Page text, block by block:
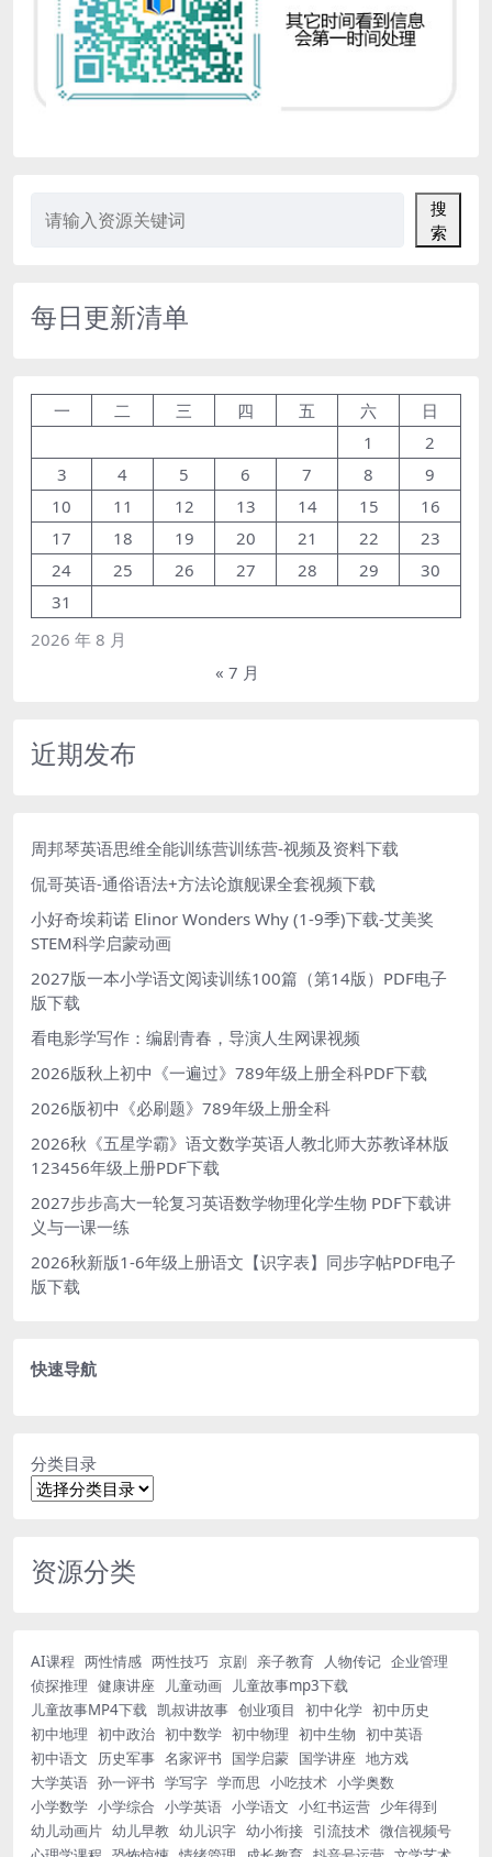
搜
索
每日更新清单
2026 年 8 月
一 二 三 四 五 六
日
1
2
3
4 5 6 7 8
9
10
11 12 13 14 15
16
17
18 19 20 21 22
23
24
25 26 27 28 29
30
31
« 7 月
近期发布
周邦琴英语思维全能训练营训练营-视频及资料下载
侃哥英语-通俗语法+方法论旗舰课全套视频下载
小好奇埃莉诺 Elinor Wonders Why (1-9季)下载-艾美奖
STEM科学启蒙动画
2027版一本小学语文阅读训练100篇（第14版）PDF电子
版下载
看电影学写作：编剧青春，导演人生网课视频
2026版秋上初中《一遍过》789年级上册全科PDF下载
2026版初中《必刷题》789年级上册全科
2026秋《五星学霸》语文数学英语人教北师大苏教译林版
123456年级上册PDF下载
2027步步高大一轮复习英语数学物理化学生物 PDF下载讲
义与一课一练
2026秋新版1-6年级上册语文【识字表】同步字帖PDF电子
版下载
快速导航
分类目录
资源分类
AI课程 两性情感 两性技巧 京剧 亲子教育 人物传记 企业管理
侦探推理 健康讲座 儿童动画
儿童故事mp3下载
儿童故事MP4下载 凯叔讲故事 创业项目 初中化学 初中历史
初中地理 初中政治 初中数学 初中物理 初中生物 初中英语
初中语文
历史军事 名家评书 国学启蒙 国学讲座 地方戏
大学英语 孙一评书 学写字 学而思 小吃技术 小学奥数
小学数学 小学综合 小学英语 小学语文 小红书运营 少年得到
幼儿动画片 幼儿早教 幼儿识字 幼小衔接 引流技术 微信视频号